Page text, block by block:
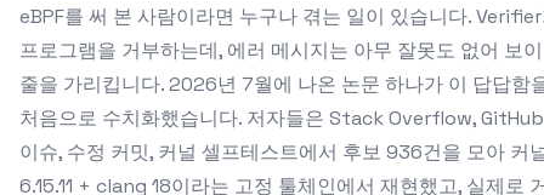
eBPF를 써 본 사람이라면 누구나 겪는 일이 있습니다.
프로그램을 거부하는데, 에러 메시지는 아무 잘못도 없어 보
줄을 가리킵니다. 2026년 7월에 나온 논문 하나가 이 답답함
처음으로 수치화했습니다. 저자들은 Stack Overflow, GitHub
이슈, 수정 커밋, 커널 셀프테스트에서 후보 936건을 모아 커
6.15.11 + clang 18이라는 고정 툴체인에서 재현했고, 실제로